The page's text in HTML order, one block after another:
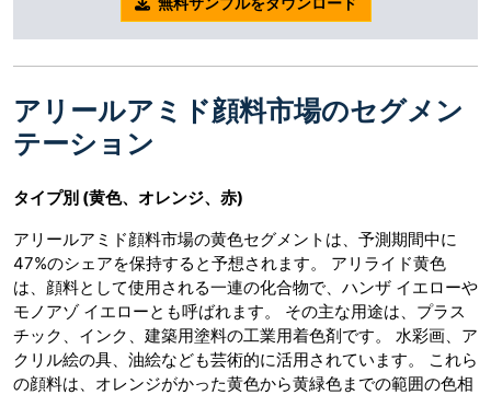
アリールアミド顔料市場のセグメン
テーション
タイプ別 (黄色、オレンジ、赤)
アリールアミド顔料市場の黄色セグメントは、予測期間中に
47%のシェアを保持すると予想されます。 アリライド黄色
は、顔料として使用される一連の化合物で、ハンザ イエローや
モノアゾ イエローとも呼ばれます。 その主な用途は、プラス
チック、インク、建築用塗料の工業用着色剤です。 水彩画、ア
クリル絵の具、油絵なども芸術的に活用されています。 これら
の顔料は、オレンジがかった黄色から黄緑色までの範囲の色相